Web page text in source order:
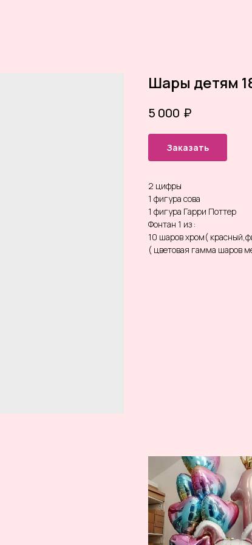
Шары детям
5 000 ₽
Заказать
2 цифры
1 фигура сова
1 фигура Гарри Поттер
Фонтан 1 из :
10 шаров хром(
( цветовая гамма шаров